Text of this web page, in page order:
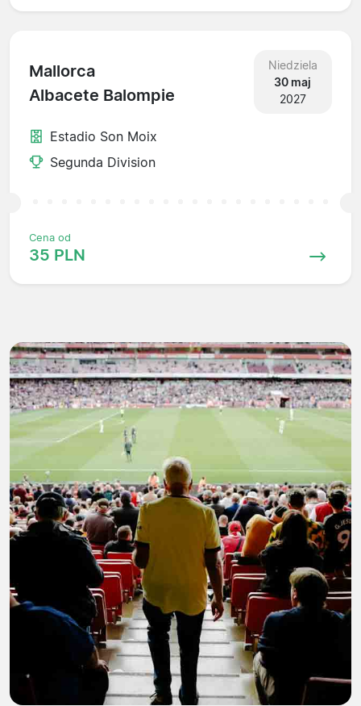
Mallorca
Albacete Balompie
Niedziela
30 maj
2027
Estadio Son Moix
Segunda Division
Cena od
35 PLN